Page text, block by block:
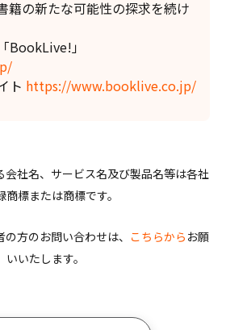
籍の新たな可能性の探求を続け
BookLive!」
ト https://www.booklive.co.jp/
社名、サービス名及び製品名等は各社
商標または商標です。
方のお問い合わせは、 こちらから お願
いいたします。